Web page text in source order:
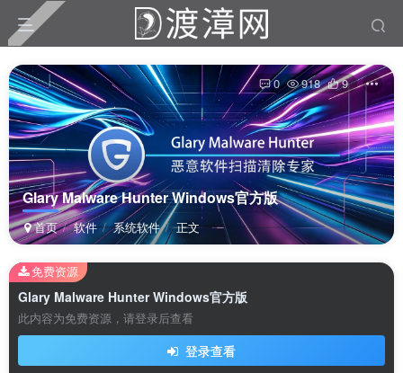
Glary Malware Hunter Windows官方版
首页 软件 系统软件 正文
0 918 9
Glary Malware Hunter Windows官方版
此内容为免费资源，请登录后查看
登录查看
免费资源
扫码登录